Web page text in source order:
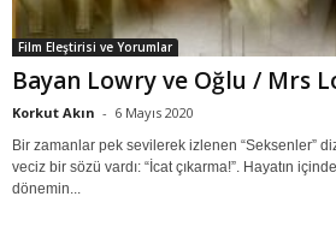
Film Eleştirisi ve Yorumlar
Bayan Lowry ve Oğlu / Mrs
Korkut Akın - 6 Mayıs 2020
Bir zamanlar pek sevilerek izlenen “Seksenler”
veciz bir sözü vardı: “İcat çıkarma!”. Hayatın
dönemin...